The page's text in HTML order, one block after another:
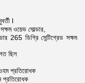
l
ওয়েভ সোল্ডার,
265 ডিগ্রি সেন্টিগ্রেড সক্ষম
ছিল
প্রতিরোধক